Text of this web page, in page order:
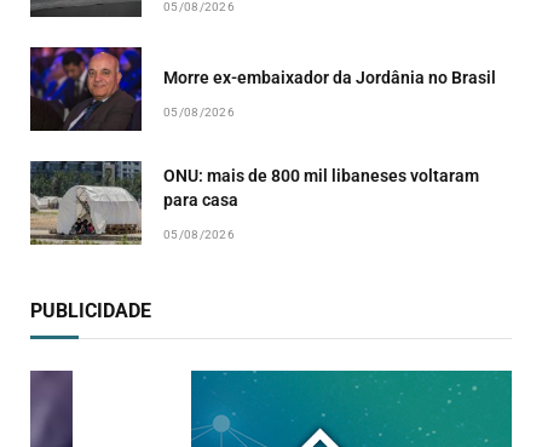
05/08/2026
Morre ex-embaixador da Jordânia no Brasil
05/08/2026
ONU: mais de 800 mil libaneses voltaram
para casa
05/08/2026
PUBLICIDADE